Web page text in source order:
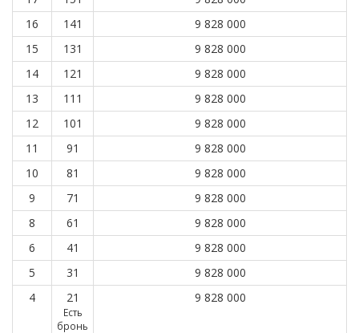
16
141
9 828 000
15
131
9 828 000
14
121
9 828 000
13
111
9 828 000
12
101
9 828 000
11
91
9 828 000
10
81
9 828 000
9
71
9 828 000
8
61
9 828 000
6
41
9 828 000
5
31
9 828 000
4
21
Есть
бронь
9 828 000